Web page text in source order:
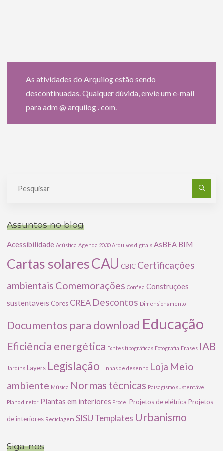
As atividades do Arquilog estão sendo
descontinuadas. Qualquer dúvida, envie um e-mail
para adm @ arquilog . com.
Assuntos no blog
Acessibilidade Acústica Agenda 2030 Arquivos digitais AsBEA BIM
Cartas solaresCAU CBIC Certificações
ambientais Comemorações Confea Construções
sustentáveis Cores CREA Descontos Dimensionamento
Documentos para download Educação
Eficiência energética Fontes tipográficas Fotografia Frases IAB
Jardins Layers Legislação Linhas de desenho Loja Meio
ambiente Música Normas técnicas Paisagismo sustentável
Plano diretor Plantas em interiores Procel Projetos de elétrica Projetos
de interiores Reciclagem SISU Templates Urbanismo
Siga-nos